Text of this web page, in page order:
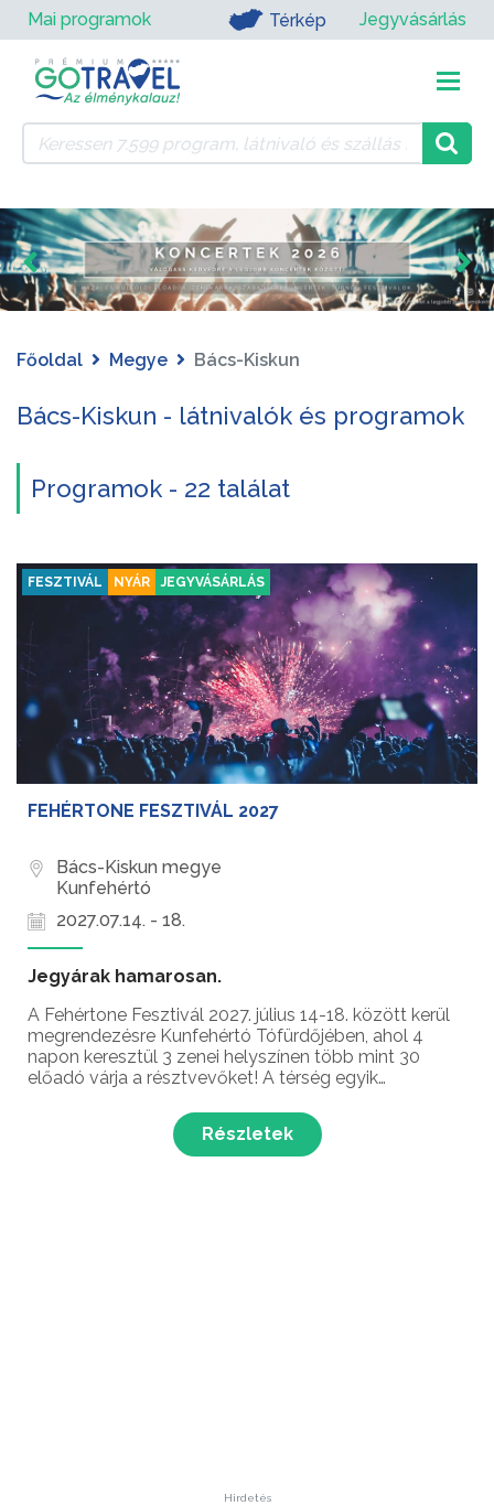
Mai programok Térkép Jegyvásárlás
Főoldal Megye Bács-Kiskun
Bács-Kiskun - látnivalók és programok
Programok - 22 találat
FESZTIVÁL NYÁR JEGYVÁSÁRLÁS
FEHÉRTONE FESZTIVÁL 2027
Bács-Kiskun megye
Kunfehértó
2027.07.14. - 18.
Jegyárak hamarosan.
A Fehértone Fesztivál 2027. július 14-18. között kerül
megrendezésre Kunfehértó Tófürdőjében, ahol 4
napon keresztül 3 zenei helyszínen több mint 30
előadó várja a résztvevőket! A térség egyik
hazai fellépők mellett a tópart különleges környezete
Részletek
Hirdetés